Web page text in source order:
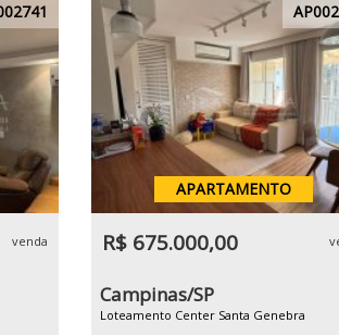
venda
APARTAMENTO
R$ 675.000,00
Campinas/SP
Loteamento Center Santa Genebra